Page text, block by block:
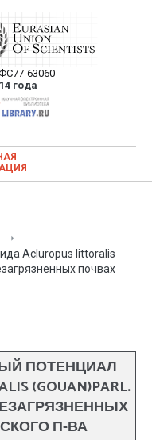
Ученых —
статей в
журнале
63060
года
научных статей в
журнале
Acluropus littoralis
почвах
ПОТЕНЦИАЛ
(GOUAN)PARL.
П-ВА